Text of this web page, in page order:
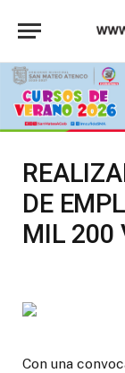
DE
MIL 200
Con una